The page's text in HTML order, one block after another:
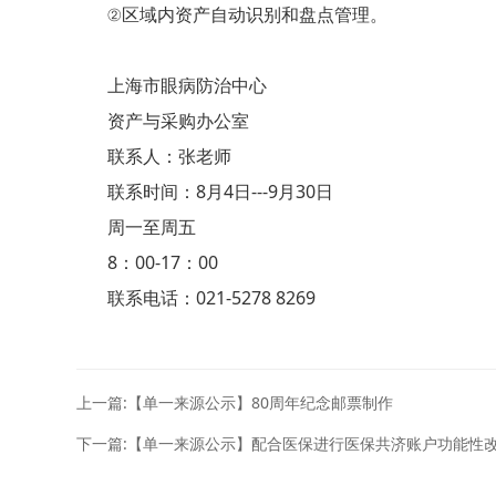
②区域内资产自动识别和盘点管理。
上海市眼病防治中心
资产与采购办公室
联系人：张老师
联系时间：8月4日---9月30日
周一至周五
8：00-17：00
联系电话：021-5278 8269
上一篇:【单一来源公示】80周年纪念邮票制作
下一篇:【单一来源公示】配合医保进行医保共济账户功能性